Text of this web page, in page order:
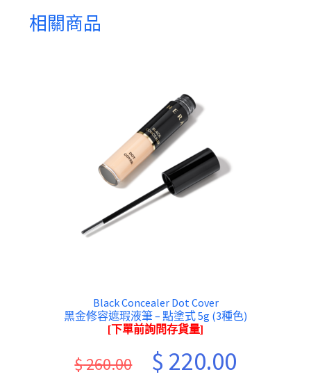
相關商品
Black Concealer Dot Cover
黑金修容遮瑕液筆 – 點塗式 5g (3種色)
[下單前詢問存貨量]
$260.00
Original
$ 220.00Current